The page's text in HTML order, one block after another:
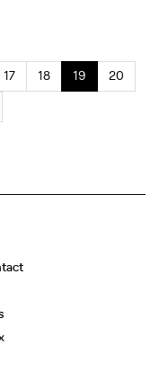
17 18 19
20